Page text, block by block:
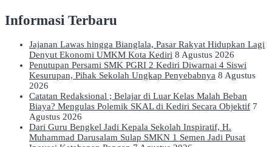
Informasi Terbaru
Jajanan Lawas hingga Bianglala, Pasar Rakyat Hidupkan Lagi
Denyut Ekonomi UMKM Kota Kediri 8 Agustus 2026
Penutupan Persami SMK PGRI 2 Kediri Diwarnai 4 Siswi
Kesurupan, Pihak Sekolah Ungkap Penyebabnya 8 Agustus
2026
Catatan Redaksional ; Belajar di Luar Kelas Malah Beban
Biaya? Mengulas Polemik SKAL di Kediri Secara Objektif 7
Agustus 2026
Dari Guru Bengkel Jadi Kepala Sekolah Inspiratif, H.
Muhammad Darusalam Sulap SMKN 1 Semen Jadi Pusat